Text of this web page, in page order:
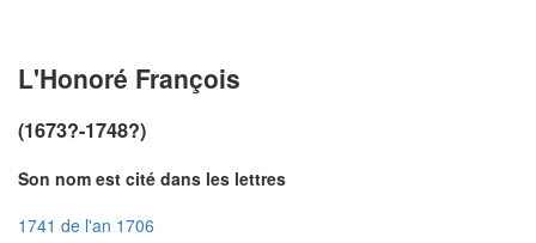
L'Honoré François
(1673?-1748?)
Son nom est cité dans les lettres
1741 de l'an 1706